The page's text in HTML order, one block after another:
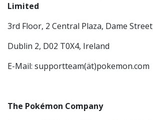
Limited
3rd Floor, 2 Central Plaza, Dame Street
Dublin 2, D02 T0X4, Ireland
E-Mail: supportteam(ät)pokemon.com
The Pokémon Company